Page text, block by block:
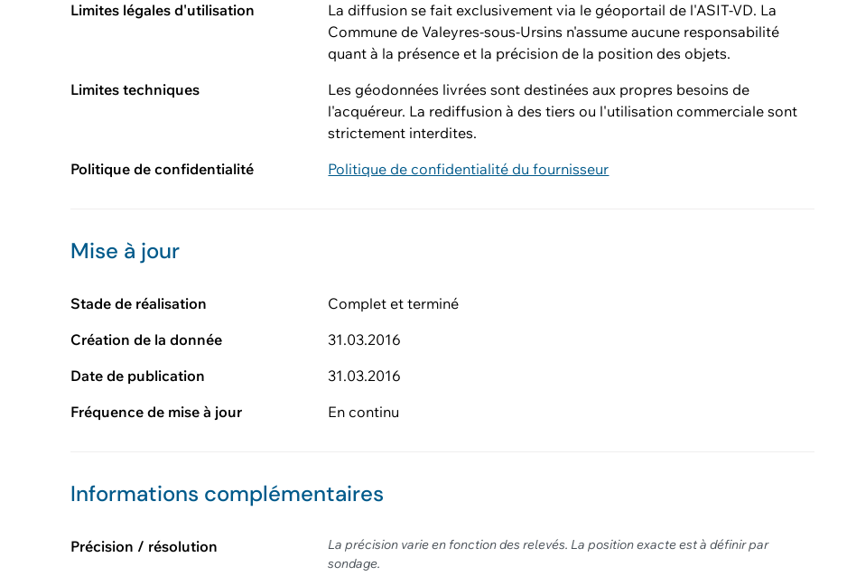
Limites légales d'utilisation
La diffusion se fait exclusivement via le géoportail de l'ASIT-VD. La
Commune de Valeyres-sous-Ursins n'assume aucune responsabilité
quant à la présence et la précision de la position des objets.
Limites techniques
Les géodonnées livrées sont destinées aux propres besoins de
l'acquéreur. La rediffusion à des tiers ou l'utilisation commerciale sont
strictement interdites.
Politique de confidentialité
Politique de confidentialité du fournisseur
Mise à jour
Stade de réalisation
Complet et terminé
Création de la donnée
31.03.2016
Date de publication
31.03.2016
Fréquence de mise à jour
En continu
Informations complémentaires
Précision / résolution
La précision varie en fonction des relevés. La position exacte est à définir par
sondage.